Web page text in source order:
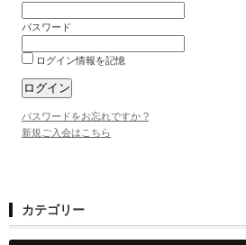
パスワード
ログイン情報を記憶
パスワードをお忘れですか ?
新規ご入会はこちら
カテゴリー